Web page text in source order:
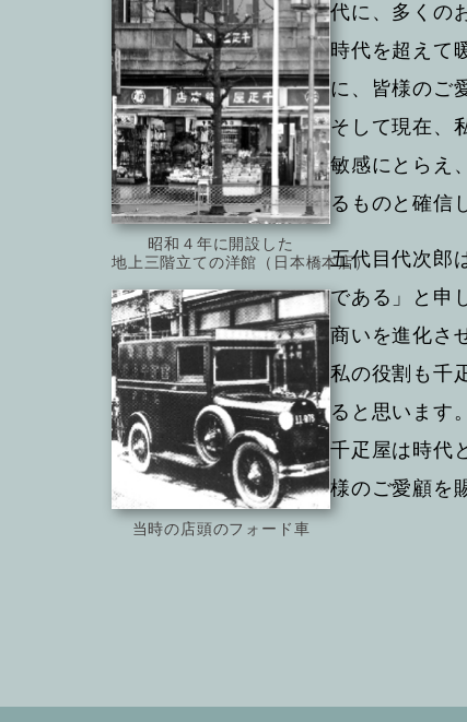
昭和４年に開設した
地上三階立ての洋館（日本橋本店）
当時の店頭のフォード車
代に、多くの
時代を超えて
に、皆様のご
そして現在、
敏感にとらえ
るものと確信
五代目代次郎
である」と申
商いを進化さ
私の役割も千
ると思います。
千疋屋は時代
様のご愛顧を